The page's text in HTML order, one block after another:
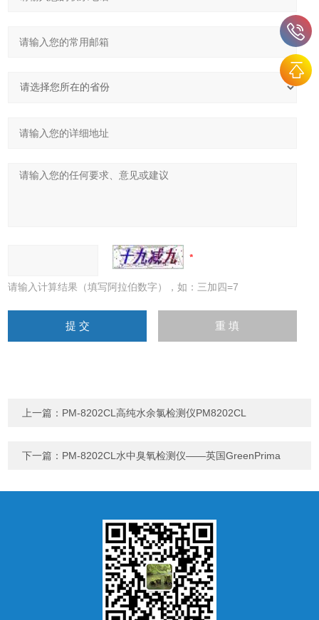
请输入计算结果（填写阿拉伯数字），如：三加四=7
上一篇： PM-8202CL高纯水余氯检测仪PM8202CL
下一篇： PM-8202CL水中臭氧检测仪——英国GreenPrima